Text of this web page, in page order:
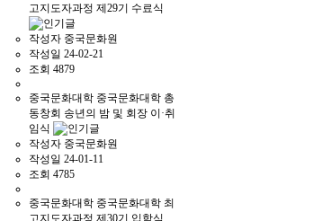
고지도자과정 제29기 수료식
작성자 중국문화원
작성일 24-02-21
조회 4879
중국문화대학 중국문화대학 총
동창회 송년의 밤 및 회장 이·취
임식
작성자 중국문화원
작성일 24-01-11
조회 4785
중국문화대학 중국문화대학 최